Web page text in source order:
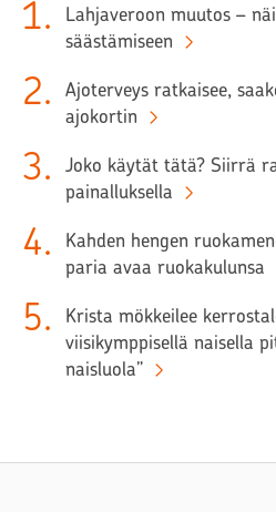
1.
Lahjaveroon muutos –
säästämiseen
2.
Ajoterveys ratkaisee,
ajokortin
3.
Joko käytät tätä? Siirrä
painalluksella
4.
Kahden hengen
paria avaa ruokakulunsa
5.
Krista mökkeilee
viisikymppisellä naisella
naisluola”